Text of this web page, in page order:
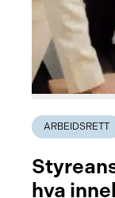
ARBEIDSRETT
hva